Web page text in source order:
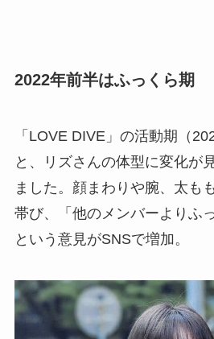
2022年前半はふっくら期
「LOVE DIVE」の活動期（
と、リズさんの体型に変化が
ました。顔まわりや腕、太も
帯び、「他のメンバーよりふ
という意見がSNSで増加。